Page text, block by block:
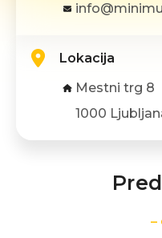
Lokacija
Mestni trg 8
1000
–